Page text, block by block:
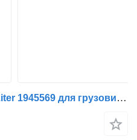
Топливный бак DAF 690 Liter 1945569 для грузовика DAF